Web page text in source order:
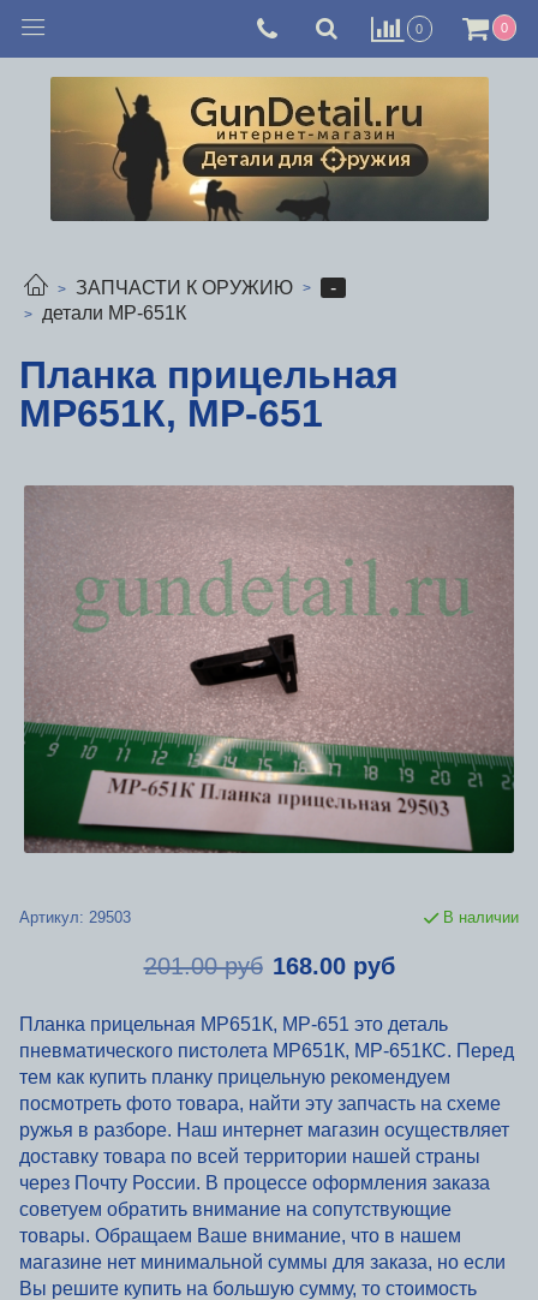
0 0
ЗАПЧАСТИ К ОРУЖИЮ
-
детали МР-651К
Планка прицельная
МР651К, МР-651
Артикул: 29503 В наличии
201.00 руб 168.00 руб
Планка прицельная МР651К, МР-651 это деталь
пневматического пистолета МР651К, МР-651КС. Перед
тем как купить планку прицельную рекомендуем
посмотреть фото товара, найти эту запчасть на схеме
ружья в разборе. Наш интернет магазин осуществляет
доставку товара по всей территории нашей страны
через Почту России. В процессе оформления заказа
советуем обратить внимание на сопутствующие
товары. Обращаем Ваше внимание, что в нашем
магазине нет минимальной суммы для заказа, но если
Вы решите купить на большую сумму, то стоимость